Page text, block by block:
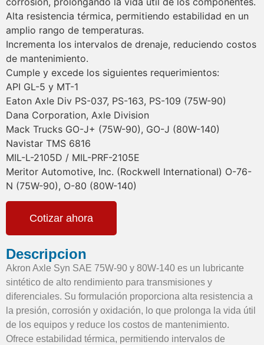
Alta resistencia térmica, permitiendo estabilidad en un
amplio rango de temperaturas.
Incrementa los intervalos de drenaje, reduciendo costos
de mantenimiento.
Cumple y excede los siguientes requerimientos:
API GL-5 y MT-1
Eaton Axle Div PS-037, PS-163, PS-109 (75W-90)
Dana Corporation, Axle Division
Mack Trucks GO-J+ (75W-90), GO-J (80W-140)
Navistar TMS 6816
MIL-L-2105D / MIL-PRF-2105E
Meritor Automotive, Inc. (Rockwell International) O-76-
N (75W-90), O-80 (80W-140)
Cotizar ahora
Descripcion
Akron Axle Syn SAE 75W-90 y 80W-140 es un lubricante
sintético de alto rendimiento para transmisiones y
diferenciales. Su formulación proporciona alta resistencia a
la presión, corrosión y oxidación, lo que prolonga la vida útil
de los equipos y reduce los costos de mantenimiento.
Ofrece estabilidad térmica, permitiendo intervalos de